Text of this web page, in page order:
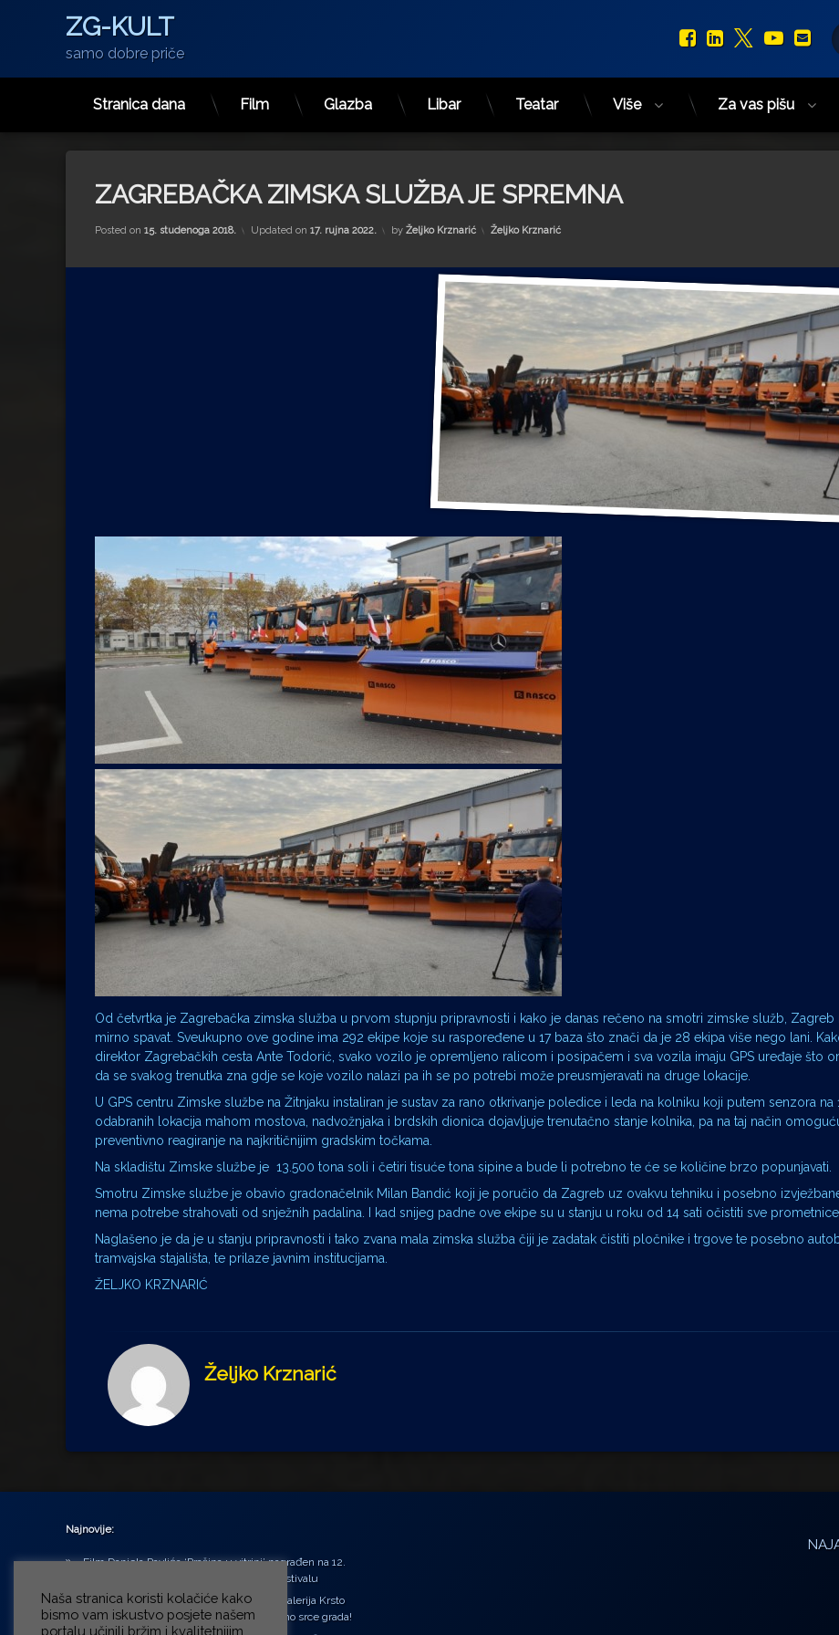
Preskoči
ZG-KULT
samo dobre priče
Facebook
LinkedIn
X.comE-
Stranica dana Film Glazba Libar Teatar Više Za vas pišu
ZAGREBAČKA ZIMSKA SLUŽBA JE SPREMNA
Posted on 15. studenoga 2018. Updated on 17. rujna 2022. by Željko Krznarić Kategorije:
Željko Krznarić
Od četvrtka je Zagrebačka zimska služba u prvom stupnju pripravnosti i kako je danas rečeno na smotri zimske služb, Zagreb
mirno spavat. Sveukupno ove godine ima 292 ekipe koje su raspoređene u 17 baza što znači da je 28 ekipa više nego lani.
direktor Zagrebačkih cesta Ante Todorić, svako vozilo je opremljeno ralicom i posipačem i sva vozila imaju GPS uređaje što
da se svakog trenutka zna gdje se koje vozilo nalazi pa ih se po potrebi može preusmjeravati na druge lokacije.
U GPS centru Zimske službe na Žitnjaku instaliran je sustav za rano otkrivanje poledice i leda na kolniku koji putem senzora na
odabranih lokacija mahom mostova, nadvožnjaka i brdskih dionica dojavljuje trenutačno stanje kolnika, pa na taj način
preventivno reagiranje na najkritičnijim gradskim točkama.
Na skladištu Zimske službe je 13.500 tona soli i četiri tisuće tona sipine a bude li potrebno te će se količine brzo popunjavati.
Smotru Zimske službe je obavio gradonačelnik Milan Bandić koji je poručio da Zagreb uz ovakvu tehniku i posebno
nema potrebe strahovati od snježnih padalina. I kad snijeg padne ove ekipe su u stanju u roku od 14 sati očistiti sve
Naglašeno je da je u stanju pripravnosti i tako zvana mala zimska služba čiji je zadatak čistiti pločnike i trgove te posebno
tramvajska stajališta, te prilaze javnim institucijama.
ŽELJKO KRZNARIĆ
Željko Krznarić
Najnovije:
Film Daniela Pavlića ‘Prašina u vitrini’ nagrađen na 12.
Green Montenegro International Film Festivalu
U središtu Petrinje otvorena obnovljena Galerija Krsto
Hegedušić: Kultura vraćena kući, u samo srce grada!
Naša stranica koristi kolačiće kako
bismo vam iskustvo posjete našem
portalu učinili bržim i kvalitetnijim.